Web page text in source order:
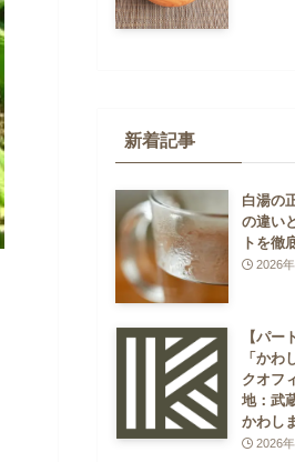
新着記事
白湯の
の違い
トを徹
2026
【パー
「かわ
クオフ
地：武
かわし
2026